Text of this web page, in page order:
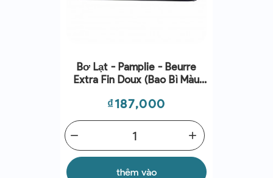
Bơ Lạt - Pamplie - Beurre
Extra Fin Doux (bao Bì Màu
Giá
₫187,000
add
remove
thêm vào